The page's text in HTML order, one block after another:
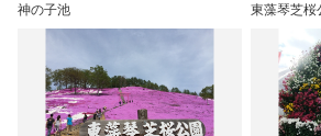
神の子池 東藻琴芝桜